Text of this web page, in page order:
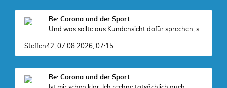
Re: Corona und der Sport
Und was sollte aus Kundensicht dafür sprechen, s
Steffen42, 07.08.2026, 07:15
Re: Corona und der Sport